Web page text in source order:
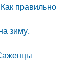
правильно
зиму.